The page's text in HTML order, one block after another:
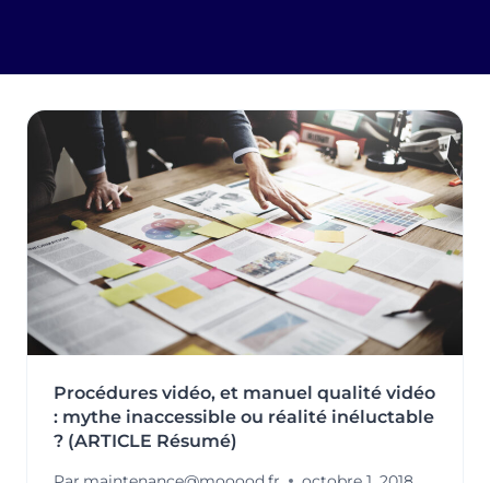
Procédures vidéo, et manuel qualité vidéo
: mythe inaccessible ou réalité inéluctable
? (ARTICLE Résumé)